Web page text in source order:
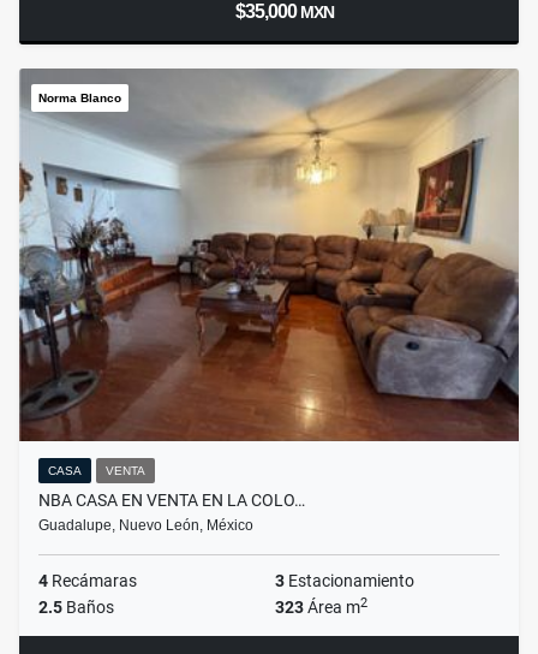
$35,000MXN
Norma Blanco
CASA VENTA
NBA CASA EN VENTA EN LA COLO…
Guadalupe, Nuevo León, México
4 Recámaras 3 Estacionamiento
2.5 Baños 323Área m2